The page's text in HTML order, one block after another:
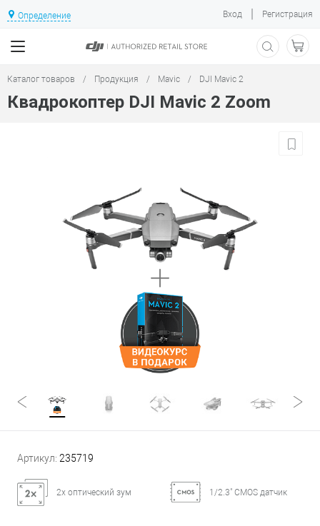
Определение Вход | Регистрация
Каталог товаров / Продукция / Mavic / DJI Mavic 2
Квадрокоптер DJI Mavic 2 Zoom
Артикул: 235719
2x оптический зум 1/2.3" CMOS датчик